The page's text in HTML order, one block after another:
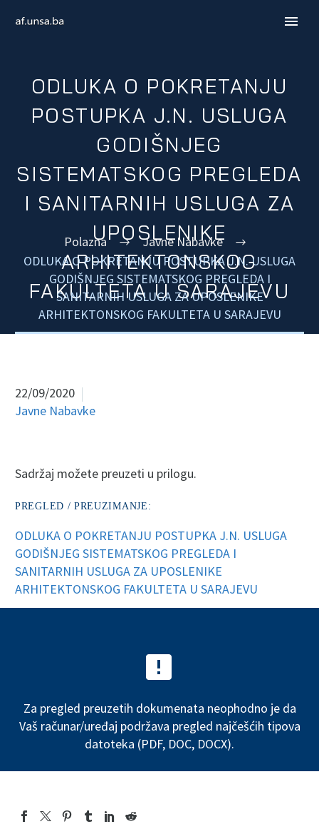
ENGLISH
ODLUKA O POKRETANJU
POSTUPKA J.N. USLUGA
GODIŠNJEG
SISTEMATSKOG PREGLEDA
I SANITARNIH USLUGA ZA
UPOSLENIKE
ARHITEKTONSKOG
FAKULTETA U SARAJEVU
Polazna
Javne Nabavke
ODLUKA O POKRETANJU POSTUPKA J.N. USLUGA
GODIŠNJEG SISTEMATSKOG PREGLEDA I
SANITARNIH USLUGA ZA UPOSLENIKE
ARHITEKTONSKOG FAKULTETA U SARAJEVU
22/09/2020
Javne Nabavke
Sadržaj možete preuzeti u prilogu.
PREGLED / PREUZIMANJE:
ODLUKA O POKRETANJU POSTUPKA J.N. USLUGA
GODIŠNJEG SISTEMATSKOG PREGLEDA I
SANITARNIH USLUGA ZA UPOSLENIKE
ARHITEKTONSKOG FAKULTETA U SARAJEVU


Za pregled preuzetih dokumenata neophodno je da
Vaš računar/uređaj podržava pregled najčešćih tipova
datoteka (PDF, DOC, DOCX).